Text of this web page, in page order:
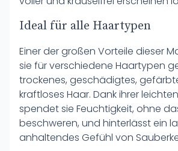
Ideal für alle Haartypen
Einer der großen Vorteile dieser
sie für verschiedene Haartypen
trockenes, geschädigtes,
kraftloses Haar. Dank ihrer
spendet sie Feuchtigkeit, ohne
beschweren, und hinterlässt ein
anhaltendes Gefühl von